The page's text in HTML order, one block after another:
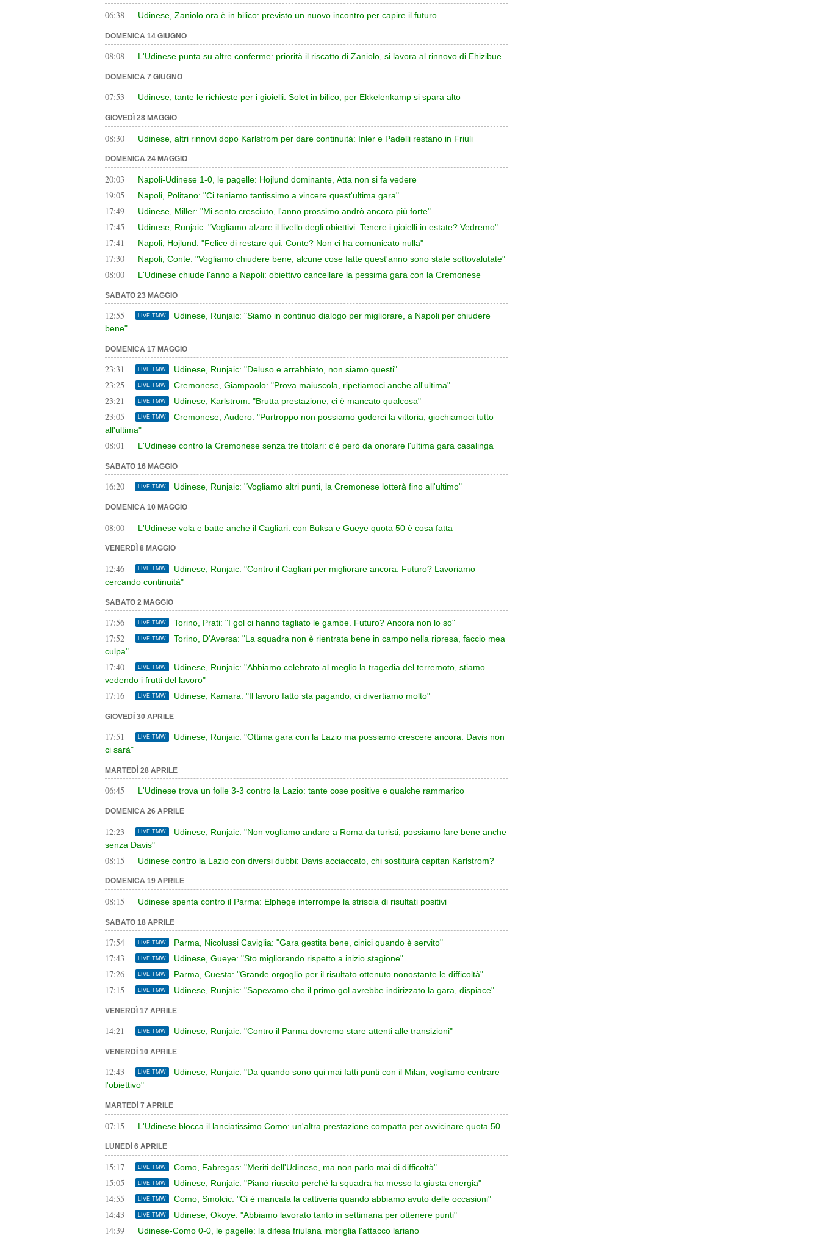
06:38 Udinese, Zaniolo ora è in bilico: previsto un nuovo incontro per capire il futuro
DOMENICA 14 GIUGNO
08:08 L'Udinese punta su altre conferme: priorità il riscatto di Zaniolo, si lavora al rinnovo di Ehizibue
DOMENICA 7 GIUGNO
07:53 Udinese, tante le richieste per i gioielli: Solet in bilico, per Ekkelenkamp si spara alto
GIOVEDÌ 28 MAGGIO
08:30 Udinese, altri rinnovi dopo Karlstrom per dare continuità: Inler e Padelli restano in Friuli
DOMENICA 24 MAGGIO
20:03 Napoli-Udinese 1-0, le pagelle: Hojlund dominante, Atta non si fa vedere
19:05 Napoli, Politano: "Ci teniamo tantissimo a vincere quest'ultima gara"
17:49 Udinese, Miller: "Mi sento cresciuto, l'anno prossimo andrò ancora più forte"
17:45 Udinese, Runjaic: "Vogliamo alzare il livello degli obiettivi. Tenere i gioielli in estate? Vedremo"
17:41 Napoli, Hojlund: "Felice di restare qui. Conte? Non ci ha comunicato nulla"
17:30 Napoli, Conte: "Vogliamo chiudere bene, alcune cose fatte quest'anno sono state sottovalutate"
08:00 L'Udinese chiude l'anno a Napoli: obiettivo cancellare la pessima gara con la Cremonese
SABATO 23 MAGGIO
12:55 LIVE TMW
Udinese, Runjaic: "Siamo in continuo dialogo per migliorare, a Napoli per chiudere
bene"
DOMENICA 17 MAGGIO
23:31 LIVE TMW Udinese, Runjaic: "Deluso e arrabbiato, non siamo questi"
23:25 LIVE TMW Cremonese, Giampaolo: "Prova maiuscola, ripetiamoci anche all'ultima"
23:21 LIVE TMW Udinese, Karlstrom: "Brutta prestazione, ci è mancato qualcosa"
23:05 LIVE TMW
Cremonese, Audero: "Purtroppo non possiamo goderci la vittoria, giochiamoci tutto
all'ultima"
08:01 L'Udinese contro la Cremonese senza tre titolari: c'è però da onorare l'ultima gara casalinga
SABATO 16 MAGGIO
16:20 LIVE TMW Udinese, Runjaic: "Vogliamo altri punti, la Cremonese lotterà fino all'ultimo"
DOMENICA 10 MAGGIO
08:00 L'Udinese vola e batte anche il Cagliari: con Buksa e Gueye quota 50 è cosa fatta
VENERDÌ 8 MAGGIO
12:46 LIVE TMW
Udinese, Runjaic: "Contro il Cagliari per migliorare ancora. Futuro? Lavoriamo
cercando continuità"
SABATO 2 MAGGIO
17:56 LIVE TMW Torino, Prati: "I gol ci hanno tagliato le gambe. Futuro? Ancora non lo so"
17:52 LIVE TMW
Torino, D'Aversa: "La squadra non è rientrata bene in campo nella ripresa, faccio mea
culpa"
17:40 LIVE TMW
Udinese, Runjaic: "Abbiamo celebrato al meglio la tragedia del terremoto, stiamo
vedendo i frutti del lavoro"
17:16 LIVE TMW Udinese, Kamara: "Il lavoro fatto sta pagando, ci divertiamo molto"
GIOVEDÌ 30 APRILE
17:51 LIVE TMW
Udinese, Runjaic: "Ottima gara con la Lazio ma possiamo crescere ancora. Davis non
ci sarà"
MARTEDÌ 28 APRILE
06:45 L'Udinese trova un folle 3-3 contro la Lazio: tante cose positive e qualche rammarico
DOMENICA 26 APRILE
12:23 LIVE TMW
Udinese, Runjaic: "Non vogliamo andare a Roma da turisti, possiamo fare bene anche
senza Davis"
08:15 Udinese contro la Lazio con diversi dubbi: Davis acciaccato, chi sostituirà capitan Karlstrom?
DOMENICA 19 APRILE
08:15 Udinese spenta contro il Parma: Elphege interrompe la striscia di risultati positivi
SABATO 18 APRILE
17:54 LIVE TMW Parma, Nicolussi Caviglia: "Gara gestita bene, cinici quando è servito"
17:43 LIVE TMW Udinese, Gueye: "Sto migliorando rispetto a inizio stagione"
17:26 LIVE TMW Parma, Cuesta: "Grande orgoglio per il risultato ottenuto nonostante le difficoltà"
17:15 LIVE TMW Udinese, Runjaic: "Sapevamo che il primo gol avrebbe indirizzato la gara, dispiace"
VENERDÌ 17 APRILE
14:21 LIVE TMW Udinese, Runjaic: "Contro il Parma dovremo stare attenti alle transizioni"
VENERDÌ 10 APRILE
12:43 LIVE TMW
Udinese, Runjaic: "Da quando sono qui mai fatti punti con il Milan, vogliamo centrare
l'obiettivo"
MARTEDÌ 7 APRILE
07:15 L'Udinese blocca il lanciatissimo Como: un'altra prestazione compatta per avvicinare quota 50
LUNEDÌ 6 APRILE
15:17 LIVE TMW Como, Fabregas: "Meriti dell'Udinese, ma non parlo mai di difficoltà"
15:05 LIVE TMW Udinese, Runjaic: "Piano riuscito perché la squadra ha messo la giusta energia"
14:55 LIVE TMW Como, Smolcic: "Ci è mancata la cattiveria quando abbiamo avuto delle occasioni"
14:43 LIVE TMW Udinese, Okoye: "Abbiamo lavorato tanto in settimana per ottenere punti"
14:39 Udinese-Como 0-0, le pagelle: la difesa friulana imbriglia l'attacco lariano